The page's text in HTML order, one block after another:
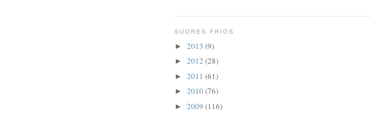
SUORES FRIOS
► 2013 (9)
► 2012 (28)
► 2011 (61)
► 2010(76)
► 2009 (116)